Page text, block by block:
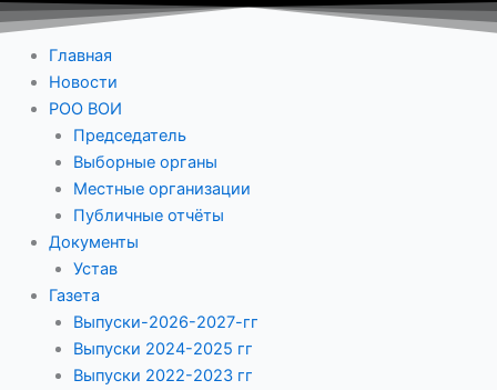
Главная
Новости
РОО ВОИ
Председатель
Выборные органы
Местные организации
Публичные отчёты
Документы
Устав
Газета
Выпуски-2026-2027-гг
Выпуски 2024-2025 гг
Выпуски 2022-2023 гг